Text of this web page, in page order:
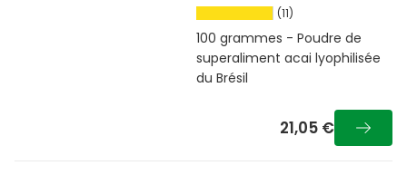
(11)
100 grammes - Poudre de
superaliment acai lyophilisée
du Brésil
21,05 €